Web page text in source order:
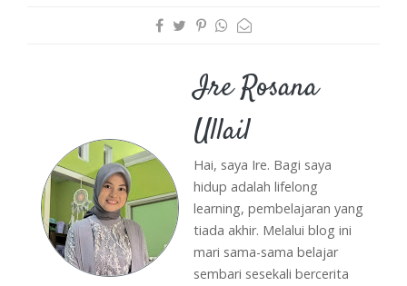
Ire Rosana
Ullail
Hai, saya Ire. Bagi saya
hidup adalah lifelong
learning, pembelajaran yang
tiada akhir. Melalui blog ini
mari sama-sama belajar
sembari sesekali bercerita